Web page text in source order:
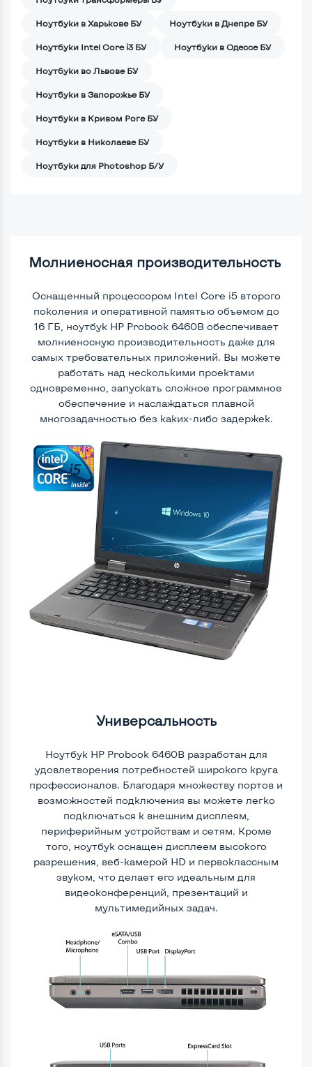
Ноутбуки в Харькове БУ Ноутбуки в Днепре БУ
Ноутбуки Intel Core i3 БУ Ноутбуки в Одессе БУ
Ноутбуки во Львове БУ
Ноутбуки в Запорожье БУ
Ноутбуки в Кривом Роге БУ
Ноутбуки в Николаеве БУ
Ноутбуки для Photoshop Б/У
Молниеносная производительность
Оснащенный процессором Intel Core i5 второго
поколения и оперативной памятью объемом до
16 ГБ, ноутбук HP Probook 6460B обеспечивает
молниеносную производительность даже для
самых требовательных приложений. Вы можете
работать над несколькими проектами
одновременно, запускать сложное программное
обеспечение и наслаждаться плавной
многозадачностью без каких-либо задержек.
Универсальность
Ноутбук HP Probook 6460B разработан для
удовлетворения потребностей широкого круга
профессионалов. Благодаря множеству портов и
возможностей подключения вы можете легко
подключаться к внешним дисплеям,
периферийным устройствам и сетям. Кроме
того, ноутбук оснащен дисплеем высокого
разрешения, веб-камерой HD и первоклассным
звуком, что делает его идеальным для
видеоконференций, презентаций и
мультимедийных задач.